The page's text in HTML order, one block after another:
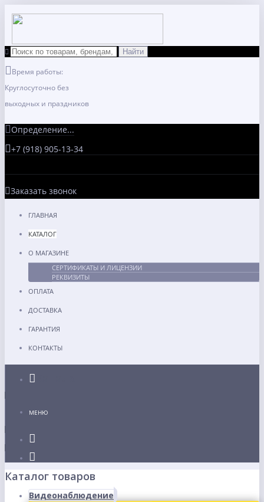
Время работы:
Круглосуточно без
выходных и праздников
Определение...
+7 (918) 905-13-34
Заказать звонок
ГЛАВНАЯ
КАТАЛОГ
О МАГАЗИНЕ
СЕРТИФИКАТЫ И ЛИЦЕНЗИИ
РЕКВИЗИТЫ
ОПЛАТА
ДОСТАВКА
ГАРАНТИЯ
КОНТАКТЫ
МЕНЮ
Каталог товаров
Видеонаблюдение